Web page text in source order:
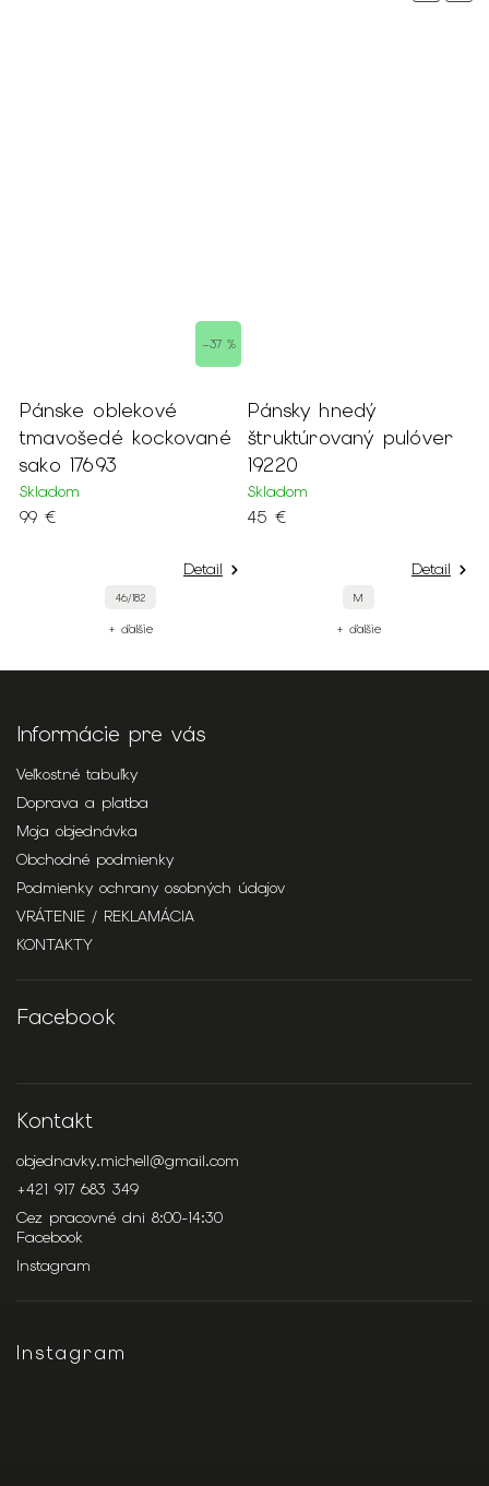
–37 %
Pánske oblekové
tmavošedé kockované
sako 17693
Skladom
99 €
Detail
46/182
+ ďalšie
Pánsky hnedý
štruktúrovaný pulóver
19220
Skladom
45 €
Detail
M
+ ďalšie
Informácie pre vás
Veľkostné tabuľky
Doprava a platba
Moja objednávka
Obchodné podmienky
Podmienky ochrany osobných údajov
VRÁTENIE / REKLAMÁCIA
KONTAKTY
Facebook
Kontakt
objednavky.michell@gmail.com
+421 917 683 349
Cez pracovné dni 8:00-14:30
Facebook
Instagram
Instagram